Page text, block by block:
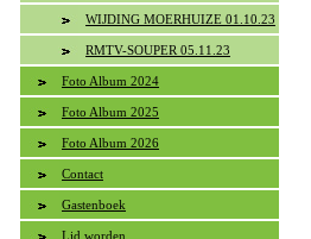
WIJDING MOERHUIZE 01.10.23
RMTV-SOUPER 05.11.23
Foto Album 2024
Foto Album 2025
Foto Album 2026
Contact
Gastenboek
Lid worden